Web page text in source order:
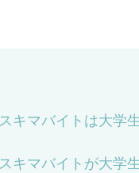
スキマバイトは大学
スキマバイトが大学